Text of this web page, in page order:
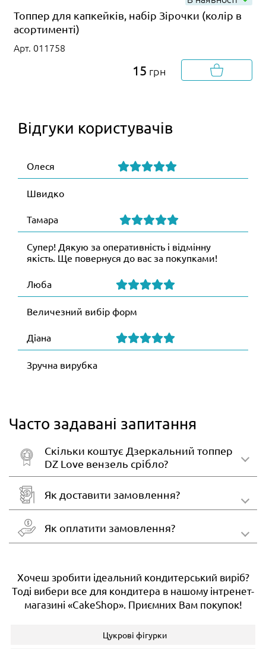
Топпер для капкейків, набір Зірочки (колір в
асортименті)
Арт. 011758
15 грн
Відгуки користувачів
Олеся
Швидко
Тамара
Супер! Дякую за оперативність і відмінну
якість. Ще повернуся до вас за покупками!
Люба
Величезний вибір форм
Діана
Зручна вирубка
Часто задавані запитання
Скільки коштує Дзеркальний топпер
DZ Love вензель срібло?
Як доставити замовлення?
Як оплатити замовлення?
Хочеш зробити ідеальний кондитерський виріб?
Тоді вибери все для кондитера в нашому інтренет-
магазині «CakeShop». Приємних Вам покупок!
Цукрові фігурки